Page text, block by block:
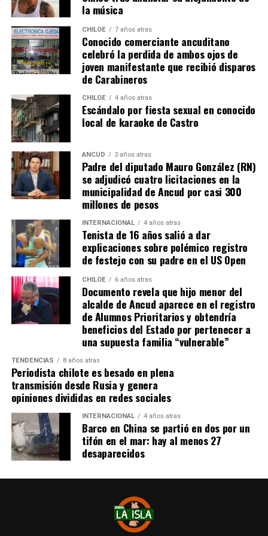
trabajo al portero Franco Armani
figura fue el guardametas visitante,
quien tuvo tres intervenciones notables.
River buscaba de todas las maneras abrir el marcador,
pero algo siempre se lo impedía. A los 12′ del segundo
tiempo, Nicolás De la Cruz sacó un remate tremendo de
media distancia que llevaba destino de gol, pero que
‘Chiquito’ con un manotazo salvador, mandó al córner.
Luego,Pablo Solari, exjugador de Colo Colo, definió
cruzado y la pelota pegó en el segundo palo. Era un
anticipo de lo ocurriría en los minutos finales.
A los 90+2 minutos, el juez Darío Herrera cobró penal a
favor del elenco ‘millonario’, por una falta contra el
‘Pibe’ Solari quien se anticipó a su marcador.El
colombiano Miguel Borja transformó la pena
máxima en gol
Tras el tanto del delantero ‘cafetalero’, los jugadores
visitantes arremetieron contra sus rivales
argumentando que un jugador de River(Agustín
les gritó el festejo en la cara.
Tras los incidentes,Palavecino fue expulsado en
River. En Boca, en tanto, vieron la roja
Merentiel, Ezequiel Fernández y Nicolás Valentini
Fuente:Bio Bio
la música
CHILOE 7 años atras
Conocido comerciante ancuditano
celebró la perdida de ambos ojos de
joven manifestante que recibió disparos
de Carabineros
CHILOE 4 años atras
Escándalo por fiesta sexual en conocido
local de karaoke de Castro
ANCUD 3 años atras
Padre del diputado Mauro González (RN)
se adjudicó cuatro licitaciones en la
municipalidad de Ancud por casi 300
millones de pesos
INTERNACIONAL 4 años atras
Tenista de 16 años salió a dar
explicaciones sobre polémico registro
de festejo con su padre en el US Open
CHILOE 6 años atras
Documento revela que hijo menor del
alcalde de Ancud aparece en el registro
de Alumnos Prioritarios y obtendría
beneficios del Estado por pertenecer a
una supuesta familia “vulnerable”
TENDENCIAS 8 años atras
Periodista chilote es besado en plena
transmisión desde Rusia y genera
opiniones divididas en redes sociales
INTERNACIONAL 4 años atras
Barco en China se partió en dos por un
tifón en el mar: hay al menos 27
desaparecidos